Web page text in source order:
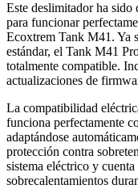
Este deslimitador ha
para funcionar
Ecoxtrem Tank M41. Ya
estándar, el Tank M41
totalmente compatible.
actualizaciones de
La compatibilidad
funciona perfectamente
adaptándose
protección contra
sistema eléctrico y
sobrecalentamientos